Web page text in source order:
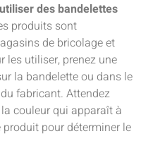
des bandelettes
produits sont
de bricolage et
les utiliser, prenez une
la bandelette ou dans le
fabricant. Attendez
couleur qui apparaît à
pour déterminer le